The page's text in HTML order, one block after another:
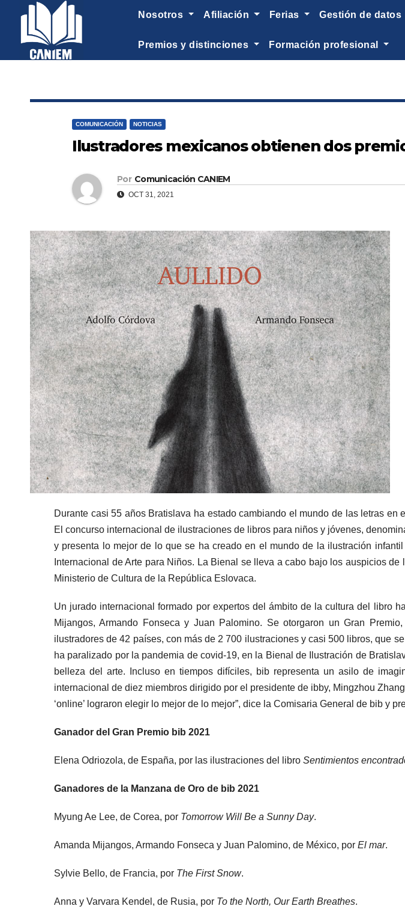
nosotros afiliación ferias gestión de datos
premios y distinciones formación profesional
COMUNICACIÓN NOTICIAS
Ilustradores mexicanos obtienen dos
Por Comunicación CANIEM
OCT 31, 2021
Durante casi 55 años Bratislava ha estado cambiando el mundo de las letras
El concurso internacional de ilustraciones de libros para niños y jóvenes,
y presenta lo mejor de lo que se ha creado en el mundo de la ilustración
Internacional de Arte para Niños. La Bienal se lleva a cabo bajo los auspicios
Ministerio de Cultura de la República Eslovaca.
Un jurado internacional formado por expertos del ámbito de la cultura del libro
Mijangos, Armando Fonseca y Juan Palomino. Se otorgaron un Gran
ilustradores de 42 países, con más de 2 700 ilustraciones y casi 500 libros, que
ha paralizado por la pandemia de covid-19, en la Bienal de Ilustración de
belleza del arte. Incluso en tiempos difíciles, bib representa un asilo de
internacional de diez miembros dirigido por el presidente de ibby, Mingzhou
‘online’ lograron elegir lo mejor de lo mejor”, dice la Comisaria General de bib y
Ganador del Gran Premio bib 2021
Elena Odriozola, de España, por las ilustraciones del libro Sentimientos
Ganadores de la Manzana de Oro de bib 2021
Myung Ae Lee, de Corea, por Tomorrow Will Be a Sunny Day.
Amanda Mijangos, Armando Fonseca y Juan Palomino, de México, por El mar.
Sylvie Bello, de Francia, por The First Snow.
Anna y Varvara Kendel, de Rusia, por To the North, Our Earth Breathes.